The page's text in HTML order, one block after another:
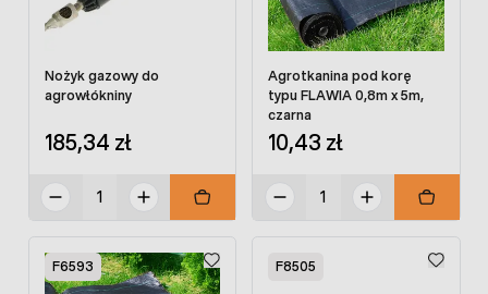
Nożyk gazowy do
agrowłókniny
185,34 zł
Agrotkanina pod korę
typu FLAWIA 0,8m x 5m,
czarna
10,43 zł
F6593 F8505